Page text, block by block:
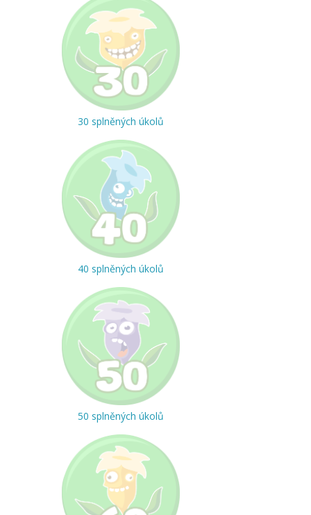
30 splněných úkolů
40 splněných úkolů
50 splněných úkolů